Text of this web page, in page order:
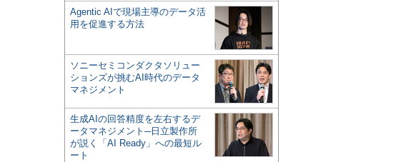
Agentic AIで現場主導のデータ活
用を促進する方法
ソニーセミコンダクタソリュー
ションズが挑むAI時代のデータ
マネジメント
生成AIの回答精度を左右するデ
ータマネジメント─日立製作所
が説く「AI Ready」への最短ル
ート